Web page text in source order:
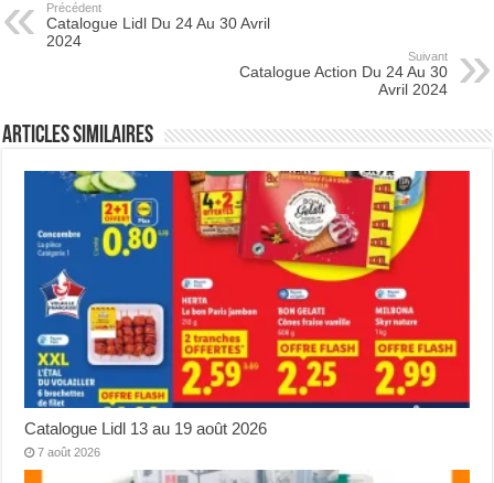
Précédent
Catalogue Lidl Du 24 Au 30 Avril
2024
Suivant
Catalogue Action Du 24 Au 30
Avril 2024
Articles Similaires
Catalogue Lidl 13 au 19 août 2026
7 août 2026